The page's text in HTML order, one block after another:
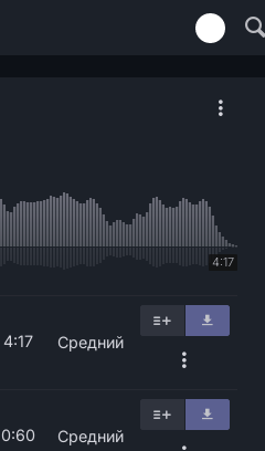
4:17
4:17 Средний
0:60 Средний